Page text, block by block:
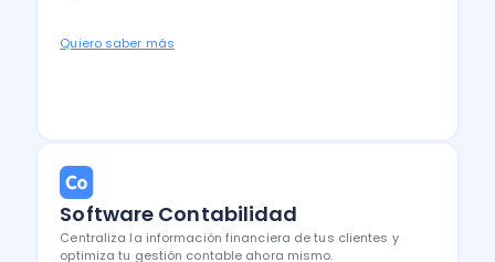
Quiero saber más
Software Contabilidad
Centraliza la información financiera de tus clientes y
optimiza tu gestión contable ahora mismo.